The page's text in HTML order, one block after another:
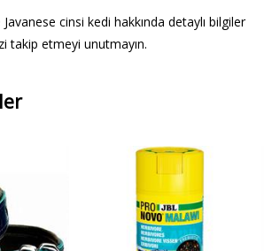
cinsi kedi hakkında detaylı bilgiler
takip etmeyi unutmayın.